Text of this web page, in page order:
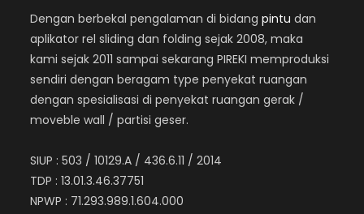
Dengan berbekal pengalaman di bidangpintu dan
aplikator rel sliding dan folding sejak 2008, maka
kami sejak 2011 sampai sekarang PIREKI memproduksi
sendiri dengan beragam type penyekat ruangan
dengan spesialisasi di penyekat ruangan gerak /
moveble wall / partisi geser.
SIUP : 503 / 10129.A / 436.6.11 / 2014
TDP : 13.01.3.46.37751
NPWP : 71.293.989.1.604.000